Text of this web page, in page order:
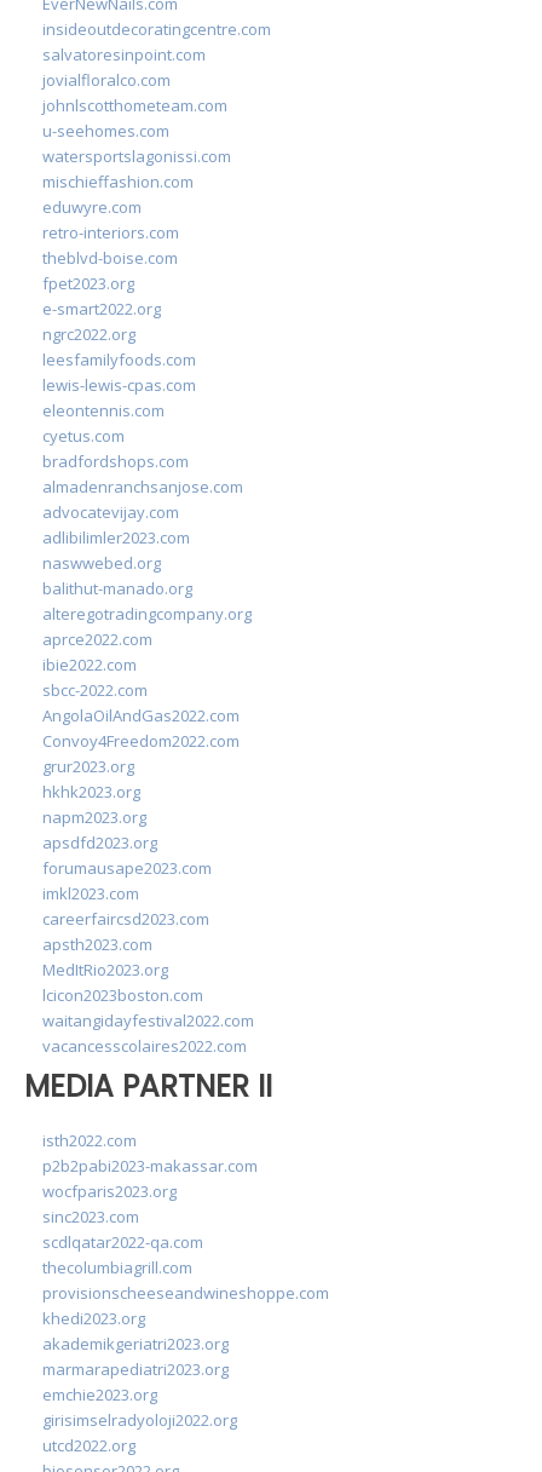
insideoutdecoratingcentre.com
salvatoresinpoint.com
jovialfloralco.com
johnlscotthometeam.com
u-seehomes.com
watersportslagonissi.com
mischieffashion.com
eduwyre.com
retro-interiors.com
theblvd-boise.com
fpet2023.org
e-smart2022.org
ngrc2022.org
leesfamilyfoods.com
lewis-lewis-cpas.com
eleontennis.com
cyetus.com
bradfordshops.com
almadenranchsanjose.com
advocatevijay.com
adlibilimler2023.com
naswwebed.org
balithut-manado.org
alteregotradingcompany.org
aprce2022.com
ibie2022.com
sbcc-2022.com
AngolaOilAndGas2022.com
Convoy4Freedom2022.com
grur2023.org
hkhk2023.org
napm2023.org
apsdfd2023.org
forumausape2023.com
imkl2023.com
careerfaircsd2023.com
apsth2023.com
MedItRio2023.org
lcicon2023boston.com
waitangidayfestival2022.com
vacancesscolaires2022.com
MEDIA PARTNER II
isth2022.com
p2b2pabi2023-makassar.com
wocfparis2023.org
sinc2023.com
scdlqatar2022-qa.com
thecolumbiagrill.com
provisionscheeseandwineshoppe.com
khedi2023.org
akademikgeriatri2023.org
marmarapediatri2023.org
emchie2023.org
girisimselradyoloji2022.org
utcd2022.org